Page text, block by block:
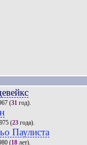
(31год).
(23года).
Паулиста
(18лет).